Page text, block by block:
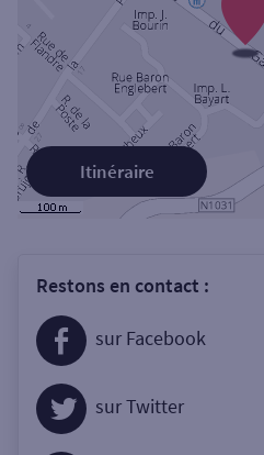
Itinéraire
Restons en contact :
sur Facebook
sur Twitter